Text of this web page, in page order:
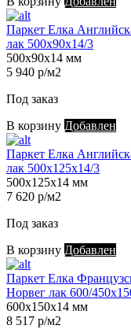
Паркет Елка
лак 500х90х14/3
500х90х14 мм
5 940 р/м2
Под заказ
В корзину Добавлен
Паркет Елка
лак 500х125х14/3
500х125х14 мм
7 620 р/м2
Под заказ
В корзину Добавлен
Паркет Елка
Норвег лак 600/
600х150х14 мм
8 517 р/м2